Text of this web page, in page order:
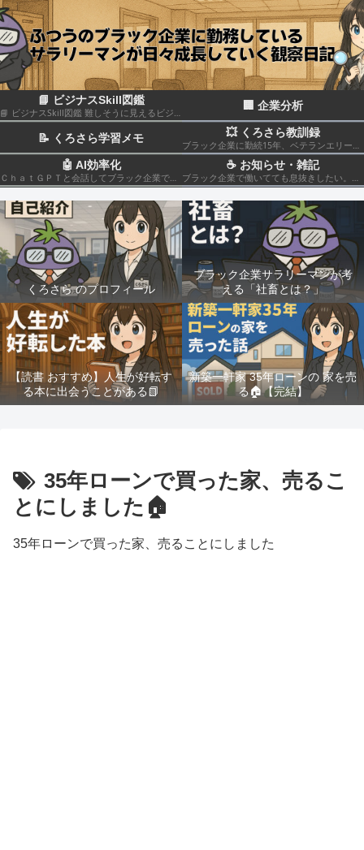
📘 ビジナスSkill図鑑
📘 ビジナスSkill図鑑 難しそうに見えるビジネススキルも、構造化して分解すれば実はカンタン！いろんなスキルの組み合わせだということがわかると思います このカテゴリでは仕事のスキルを“ナスでもわかる”レベルで図解＆やさしく柔らかく解説していきます🍆
🏢 企業分析
📝 くろさら学習メモ 💥 くろさら教訓録
ブラック企業に勤続15年、ベテランエリート社畜サラリーマンの経験を活かした日記です📗
🤖 AI効率化
ＣｈａｔＧＰＴと会話してブラック企業での疲れを癒やしたり、自己成長のための知見を広げる💻
☕ お知らせ・雑記
ブラック企業で働いてても息抜きしたい。。。
くろさら のプロフィール
ブラック企業サラリーマンが考
える「社畜とは？」
【読書 おすすめ】人生が好転す
る本に出会うことがある📗
新築一軒家 35年ローンの 家を売
る🏠️【完結】
35年ローンで買った家、売るこ
とにしました🏠
35年ローンで買った家、売ることにしました